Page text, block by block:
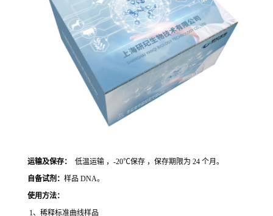
运输及保存：
低温运输 ，-20℃保存 ，保存期限为 24 个月。
自备试剂： 样品 DNA。
使用方法：
1、稀释标准曲线样品